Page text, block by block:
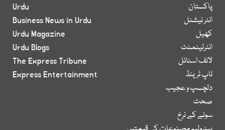
پاکستان
انٹر نیشنل
کھیل
انٹرٹینمنٹ
لائف اسٹائل
ٹاپ ٹرینڈ
دلچسپ و عجیب
صحت
سونے کے نرخ
Urdu
Business News in Urdu
Urdu Magazine
Urdu Blogs
The Express Tribune
Express Entertainment